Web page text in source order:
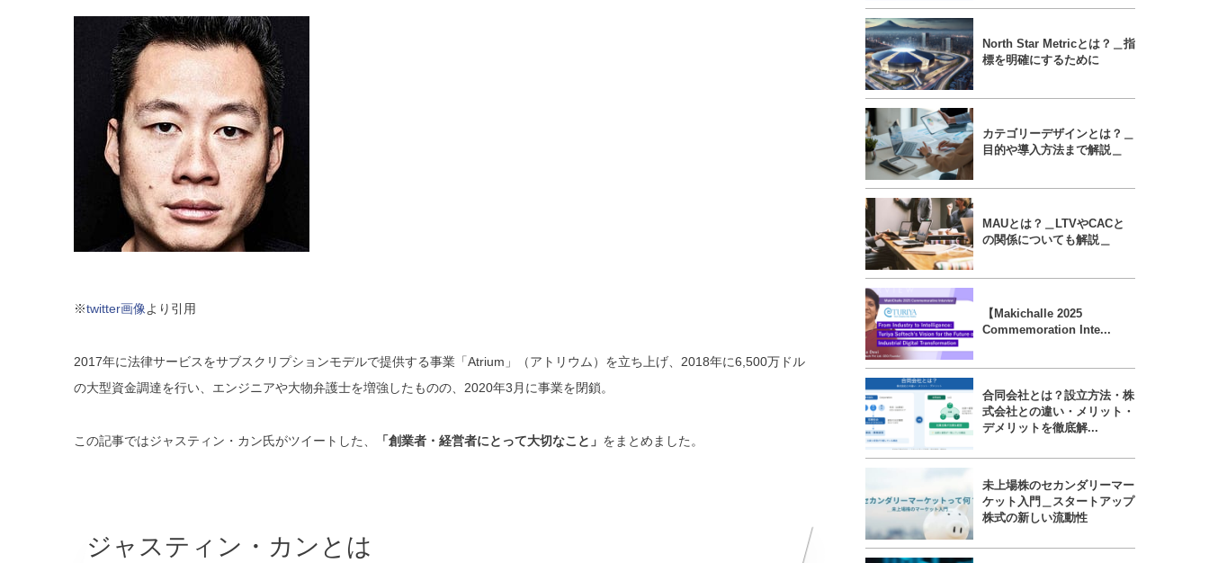
※twitter画像より引用
2017年に法律サービスをサブスクリプションモデルで提供する事業「Atrium」（アトリウム）を立ち上げ、2018年に6,500万ドル
の大型資金調達を行い、エンジニアや大物弁護士を増強したものの、2020年3月に事業を閉鎖。
この記事ではジャスティン・カン氏がツイートした、 「創業者・経営者にとって大切なこと」 をまとめました。
ジャスティン・カンとは
North Star Metricとは？＿指
標を明確にするために
カテゴリーデザインとは？＿
目的や導入方法まで解説＿
MAUとは？＿LTVやCACと
の関係についても解説＿
【Makichalle 2025
Commemoration Inte...
合同会社とは？設立方法・株
式会社との違い・メリット・
デメリットを徹底解...
未上場株のセカンダリーマー
ケット入門＿スタートアップ
株式の新しい流動性